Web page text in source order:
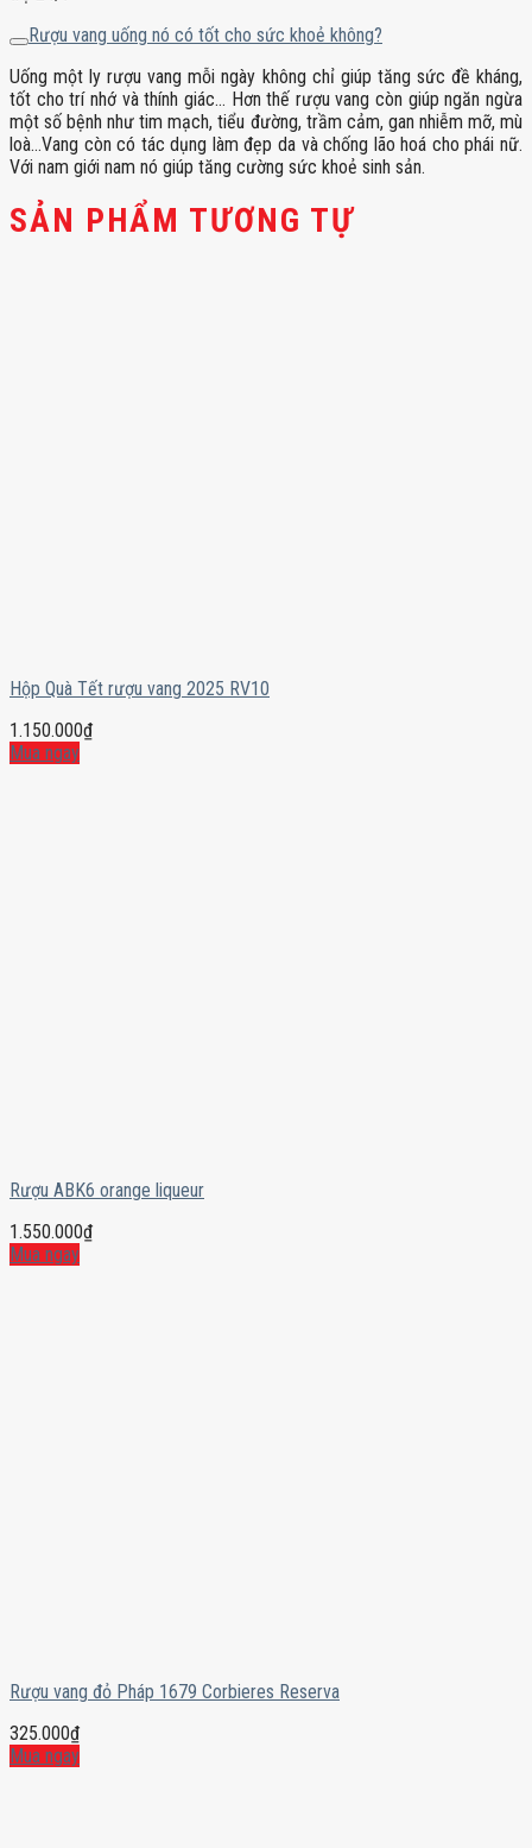
Rượu vang uống nó có tốt cho sức khoẻ không?
Uống một ly rượu vang mỗi ngày không chỉ giúp tăng sức đề kháng,
tốt cho trí nhớ và thính giác… Hơn thế rượu vang còn giúp ngăn ngừa
một số bệnh như tim mạch, tiểu đường, trầm cảm, gan nhiễm mỡ, mù
loà…Vang còn có tác dụng làm đẹp da và chống lão hoá cho phái nữ.
Với nam giới nam nó giúp tăng cường sức khoẻ sinh sản.
SẢN PHẨM TƯƠNG TỰ
Hộp Quà Tết rượu vang 2025 RV10
1.150.000₫
Mua ngay
Rượu ABK6 orange liqueur
1.550.000₫
Mua ngay
Rượu vang đỏ Pháp 1679 Corbieres Reserva
325.000₫
Mua ngay